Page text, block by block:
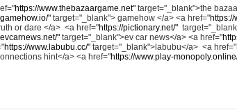
https://www.thebazaargame.net" target="_blank">the
" target="_blank"> gamehow </a> <a href="
or dare </a> <a href="https://pictionary.net/"
" target="_blank">ev car news</a> <a href="
https://www.labubu.cc/" target="_blank">labubu</a> <a href="
hint</a> <a href="https://www.play-